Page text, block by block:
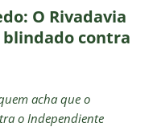
O Rivadavia
contra
acha que o
o Independiente